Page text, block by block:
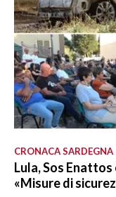
CRONACA SARDEGNA
Lula, Sos
«Misure di